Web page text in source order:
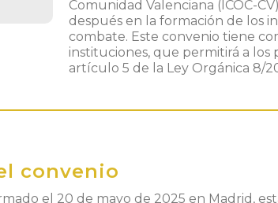
Comunidad Valenciana (ICOC-
después en la formación de los
combate. Este convenio tiene
instituciones, que permitirá a los
artículo 5 de la Ley Orgánica 8/
convenio
el 20 de mayo de 2025 en Madrid,